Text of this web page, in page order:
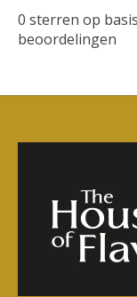
0 sterren op
beoordelingen